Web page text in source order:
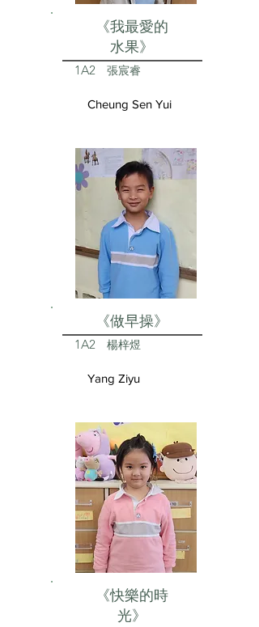
《我最愛的
水果》
1A2 張宸睿
Cheung Sen Yui
《做早操》
1A2 楊梓煜
Yang Ziyu
《快樂的時
光》